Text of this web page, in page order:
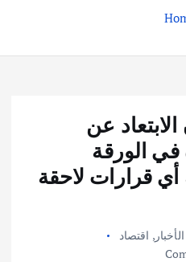
عن
الورقة
أي قرارات لاحقة
, اقتصاد